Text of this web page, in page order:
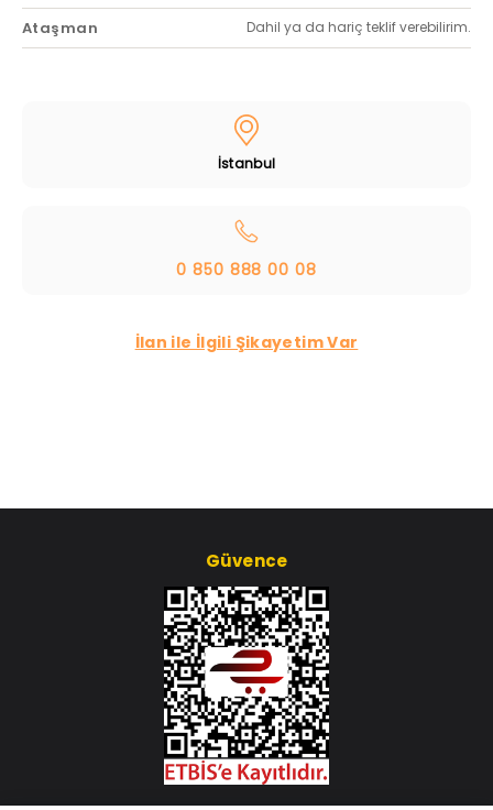
Ataşman Dahil ya da hariç teklif verebilirim.
İstanbul
0 850 888 00 08
İlan ile İlgili Şikayetim Var
Güvence